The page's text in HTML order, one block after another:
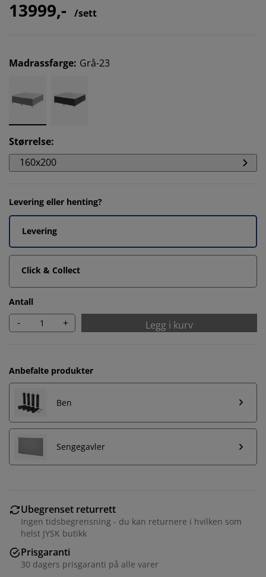
13999,- /sett
Madrassfarge: Grå-23
Størrelse:
160x200
Levering eller henting?
Levering
Click & Collect
Antall
- + Legg i kurv
Anbefalte produkter
Ben
Sengegavler
Ubegrenset returrett
Ingen tidsbegrensning - du kan returnere i hvilken som
helst JYSK butikk
Prisgaranti
30 dagers prisgaranti på alle varer